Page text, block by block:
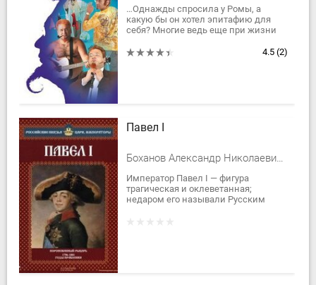
…Однажды спросила у Ромы, а
какую бы он хотел эпитафию для
себя? Многие ведь еще при жизни
ему все равно, что напишут, лишь бы
4.5 (2)
Павел I
Боханов Александр Николаевич, Савинов Александр В.
Император Павел I — фигура
трагическая и оклеветанная;
недаром его называли Русским